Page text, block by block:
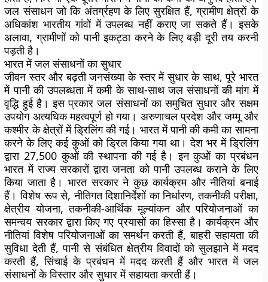
जल संसाधन जो कि अंतर्ग्रहण के लिए सुरक्षित हैं, ग्रामीण क्षेत्रों के
अधिकांश भारतीय गांवों में उपलब्ध नहीं कराए जा सकते हैं। इसके
अलावा, ग्रामीणों को पानी इकट्ठा करने के लिए बड़ी दूरी तय करनी
पड़ती है।
भारत में जल संसाधनों का सुधार
जीवन स्तर और बढ़ती जनसंख्या के स्तर में सुधार के साथ, पूरे भारत
में पानी की उपलब्धता में कमी के साथ-साथ जल संसाधनों की मांग में
वृद्धि हुई है। इस प्रकार जल संसाधनों का समुचित सुधार और सक्षम
उपयोग अत्यधिक महत्वपूर्ण हो गया। अरुणाचल प्रदेश और जम्मू और
कश्मीर के क्षेत्रों में ड्रिलिंग की गई। भारत में पानी की कमी का सामना
करने के लिए कई कुओं को ड्रिल किया गया था। देश भर में ड्रिलिंग
द्वारा 27,500 कुओं की स्थापना की गई है। इन कुओं का प्रबंधन
भारत में राज्य सरकारों द्वारा जनता को पानी उपलब्ध कराने के लिए
किया जाता है। भारत सरकार ने कुछ कार्यक्रम और नीतियां बनाई
हैं। विशेष रूप से, नीतिगत दिशानिर्देशों का निर्धारण, तकनीकी परीक्षा,
क्षेत्रीय योजना, तकनीकी-आर्थिक मूल्यांकन और परियोजनाओं का
समन्वय सरकार द्वारा किए गए प्रयासों का हिस्सा है। कार्यक्रम और
नीतियां विशेष परियोजनाओं का समर्थन करती हैं, बाहरी सहायता की
सुविधा देती हैं, पानी से संबंधित क्षेत्रीय विवादों को सुलझाने में मदद
करती हैं, सिंचाई के प्रबंधन में मदद करती हैं और भारत में जल
संसाधनों के विस्तार और सुधार में सहायता करती हैं।